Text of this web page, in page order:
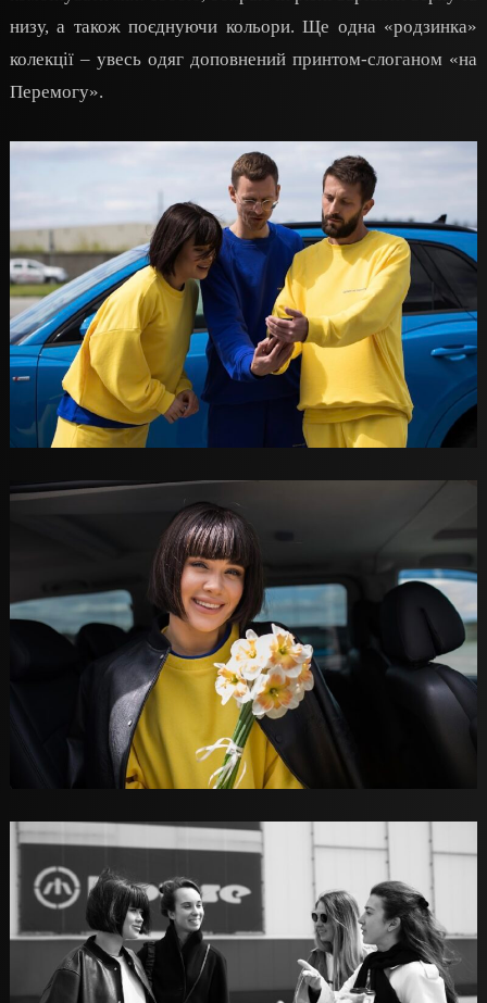
низу, а також поєднуючи кольори. Ще одна «родзинка»
колекції – увесь одяг доповнений принтом-слоганом «на
Перемогу».